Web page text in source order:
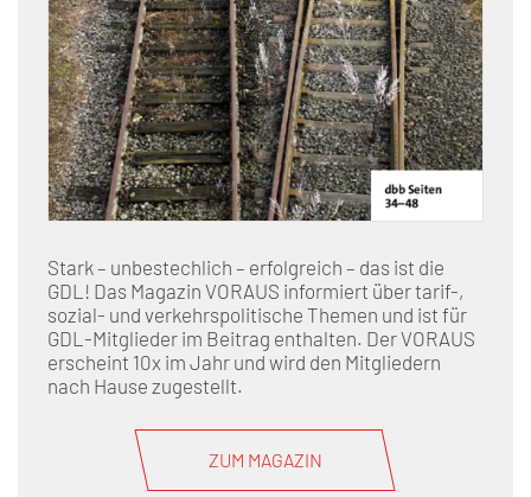
Stark – unbestechlich – erfolgreich – das ist die
GDL! Das Magazin VORAUS informiert über tarif-,
sozial- und verkehrspolitische Themen und ist für
GDL-Mitglieder im Beitrag enthalten. Der VORAUS
erscheint 10x im Jahr und wird den Mitgliedern
nach Hause zugestellt.
ZUM MAGAZIN